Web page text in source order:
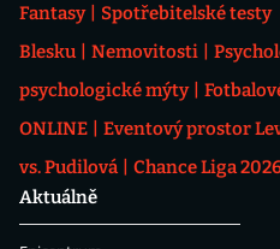
Fantasy
Spotřebitelské testy
Blesku
Nemovitosti
psychologické mýty
ONLINE
Eventový prostor
vs. Pudilová
Chance Liga
Aktuálně